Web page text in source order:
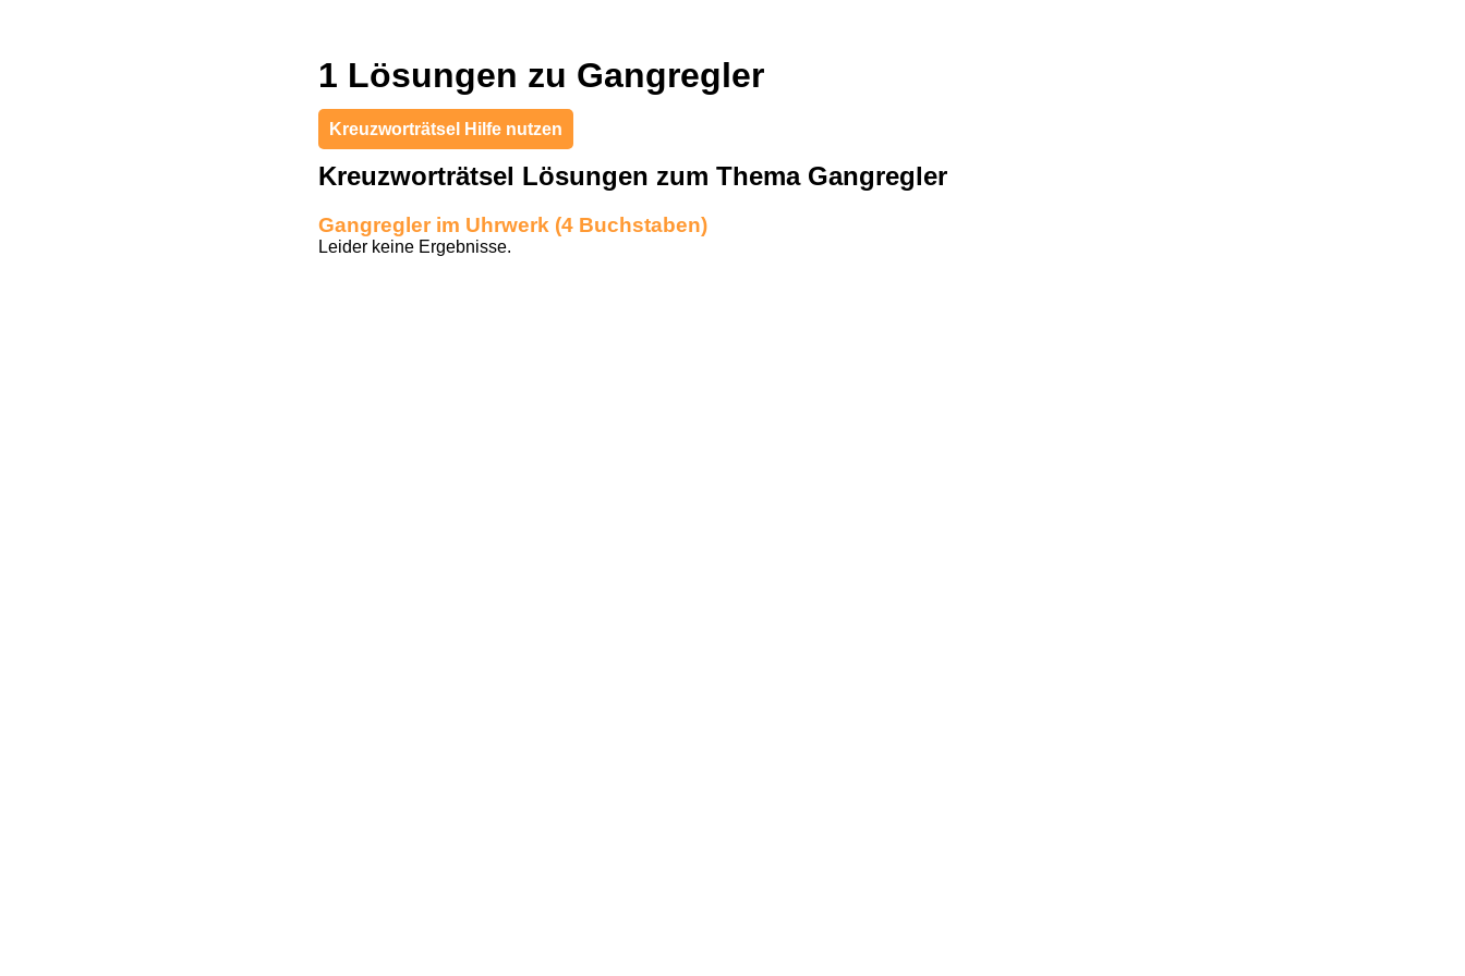
1 Lösungen zu Gangregler
Kreuzworträtsel Hilfe nutzen
Kreuzworträtsel Lösungen zum Thema Gangregler
Gangregler im Uhrwerk (4 Buchstaben)
Leider keine Ergebnisse.